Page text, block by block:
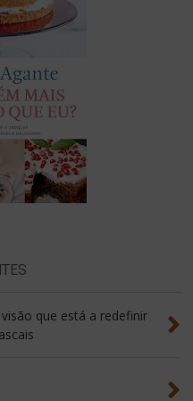
que está a redefinir